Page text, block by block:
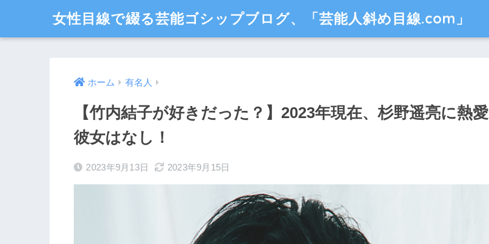
女性目線で綴る芸能ゴシップブログ、「芸能人斜め目線.com」
ホーム 有名人
【竹内結子が好きだった？】2023年現在、杉野遥亮に熱愛
彼女はなし！
2023年9月13日 2023年9月15日